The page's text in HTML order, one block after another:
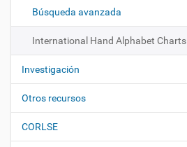
n
Búsqueda avanzada
International Hand Alphabet Charts
Investigación
Otros recursos
CORLSE